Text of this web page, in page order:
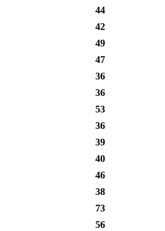
44
42
49
47
36
36
53
36
39
40
46
38
73
56